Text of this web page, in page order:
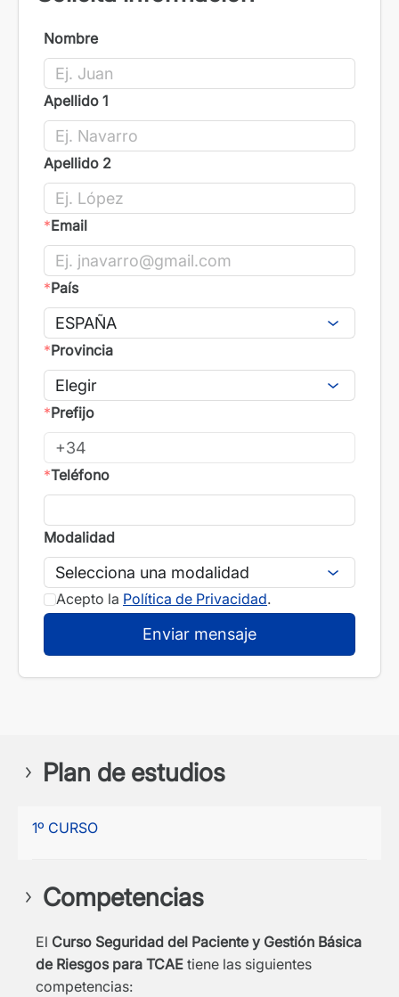
Nombre
Apellido 1
Apellido 2
*Email
*País
*Provincia
*Prefijo
*Teléfono
Modalidad
Acepto la Política de Privacidad.
Plan de estudios
1º CURSO
Competencias
El Curso Seguridad del Paciente y Gestión Básica
de Riesgos para TCAE tiene las siguientes
competencias: